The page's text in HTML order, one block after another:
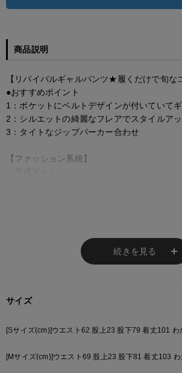
商品説明
【リバイバルギャルパンツ★履くだけで旬な
●おすすめポイント
1：ポケットにベルトデザインが付いていて
2：シルエットの綺麗なフレアでスタイルア
3：タイトなジップパーカー合わせ
【ファッション系統】
あらかじめご了承ください。
総柄の商品は使用している生地の部分によって 写真
続きを見る
サイズ
[Sサイズ(cm)]ウエスト62 股上23 股下79 着丈101
[Mサイズ(cm)]ウエスト69 股上23 股下81 着丈103